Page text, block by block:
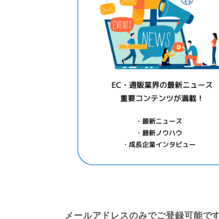
メールアドレスのみでご登録可能で